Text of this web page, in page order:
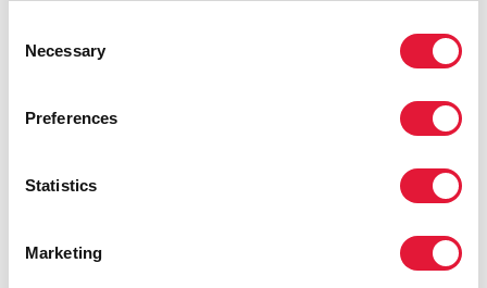
Selection
Necessary
Preferences
Statistics
Marketingles efforts de l'ONUSIDA dans la riposte au VIH